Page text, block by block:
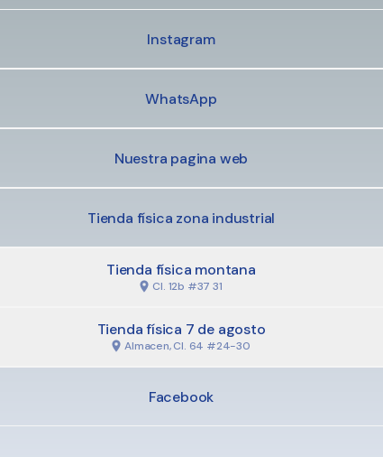
Instagram
WhatsApp
Nuestra pagina web
Tienda física zona industrial
Tienda física montana
Cl. 12b #37 31
Tienda física 7 de agosto
Almacen, Cl. 64 #24-30
Facebook